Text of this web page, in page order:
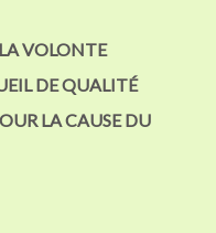
VOLONTE
DE QUALITÉ
LA CAUSE DU